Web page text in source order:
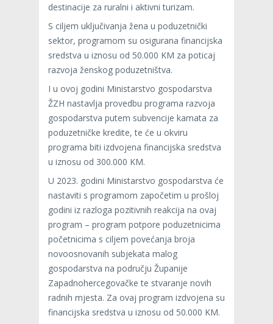
destinacije za ruralni i aktivni turizam.
S ciljem uključivanja žena u poduzetnički
sektor, programom su osigurana financijska
sredstva u iznosu od 50.000 KM za poticaj
razvoja ženskog poduzetništva.
I u ovoj godini Ministarstvo gospodarstva
ŽZH nastavlja provedbu programa razvoja
gospodarstva putem subvencije kamata za
poduzetničke kredite, te će u okviru
programa biti izdvojena financijska sredstva
u iznosu od 300.000 KM.
U 2023. godini Ministarstvo gospodarstva će
nastaviti s programom započetim u prošloj
godini iz razloga pozitivnih reakcija na ovaj
program – program potpore poduzetnicima
početnicima s ciljem povećanja broja
novoosnovanih subjekata malog
gospodarstva na području Županije
Zapadnohercegovačke te stvaranje novih
radnih mjesta. Za ovaj program izdvojena su
financijska sredstva u iznosu od 50.000 KM.